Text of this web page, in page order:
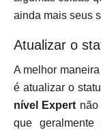
ainda mais seus
Atualizar o
A melhor
é atualizar o
nível Expert
que